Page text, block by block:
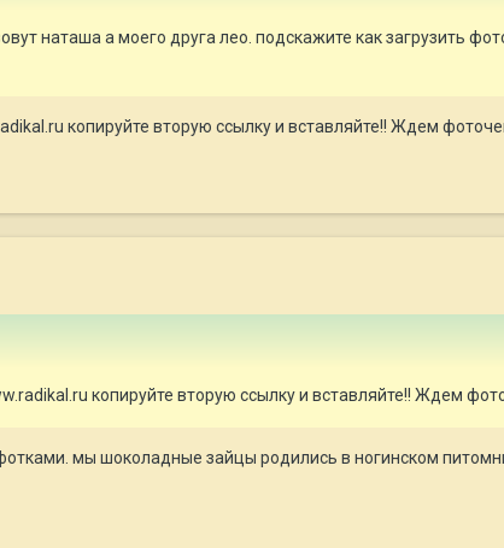
наташа а моего друга лео. подскажите как загрузить
копируйте вторую ссылку и вставляйте!! Ждем
копируйте вторую ссылку и вставляйте!! Ждем
мы шоколадные зайцы родились в ногинском